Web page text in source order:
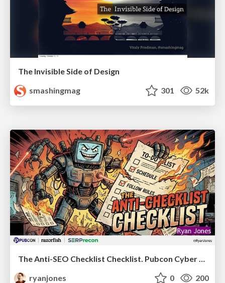
The Invisible Side of Design
smashingmag
301 52k
The Anti-SEO Checklist Checklist. Pubcon Cyber Week
ryanjones
0 200